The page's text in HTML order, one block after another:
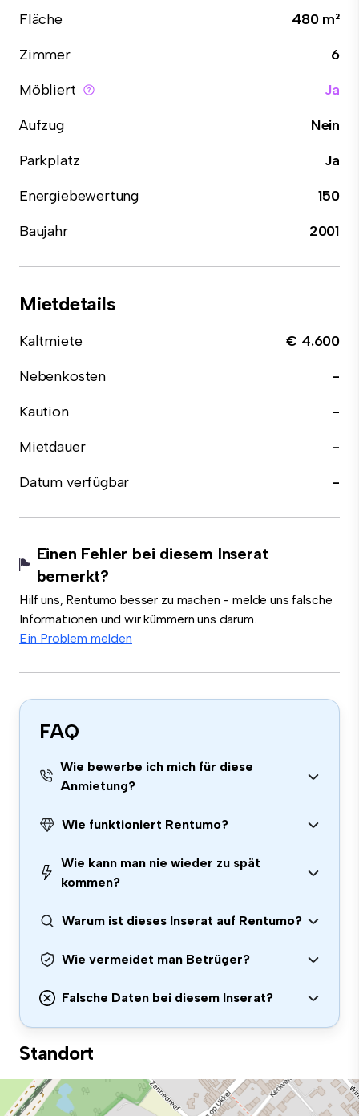
Fläche
480 m²
Zimmer
6
Möbliert
Ja
Aufzug
Nein
Parkplatz
Ja
Energiebewertung
150
Baujahr
2001
Mietdetails
Kaltmiete
€ 4.600
Nebenkosten
-
Kaution
-
Mietdauer
-
Datum verfügbar
-
Einen Fehler bei diesem Inserat
bemerkt?
Hilf uns, Rentumo besser zu machen - melde uns falsche
Informationen und wir kümmern uns darum.
Ein Problem melden
FAQ
Wie bewerbe ich mich für diese
Anmietung?
Wie funktioniert Rentumo?
Wie kann man nie wieder zu spät
kommen?
Warum ist dieses Inserat auf Rentumo?
Wie vermeidet man Betrüger?
Falsche Daten bei diesem Inserat?
Standort